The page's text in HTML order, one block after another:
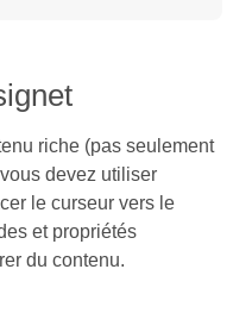
riche (pas seulement
devez utiliser
le curseur vers le
et propriétés
du contenu.